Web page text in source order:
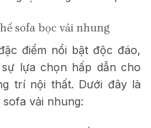
sofa bọc vải nhung
điểm nổi bật độc đáo,
lựa chọn hấp dẫn cho
trí nội thất. Dưới đây là
vải nhung: